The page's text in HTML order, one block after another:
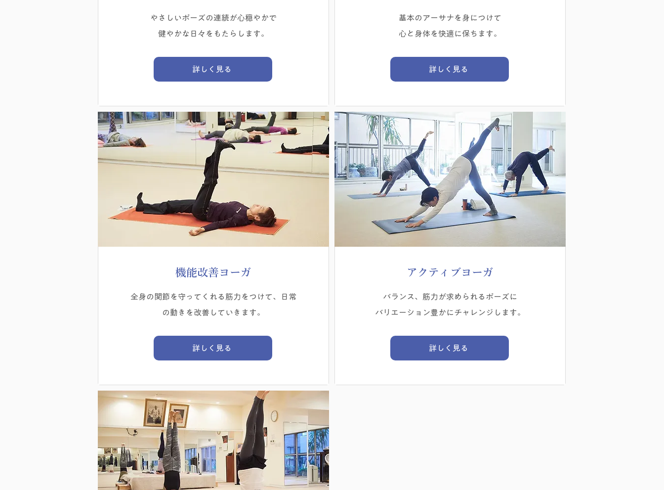
やさしいポーズの連続が心穏やかで
健やかな日々をもたらします。
詳しく見る
機能改善ヨーガ
全身の関節を守ってくれる筋力をつけて、日常
の動きを改善していきます。
詳しく見る
基本のアーサナを身につけて
心と身体を快適に保ちます。
詳しく見る
アクティブヨーガ
バランス、筋力が求められるポーズに
バリエーション豊かにチャレンジします。
詳しく見る